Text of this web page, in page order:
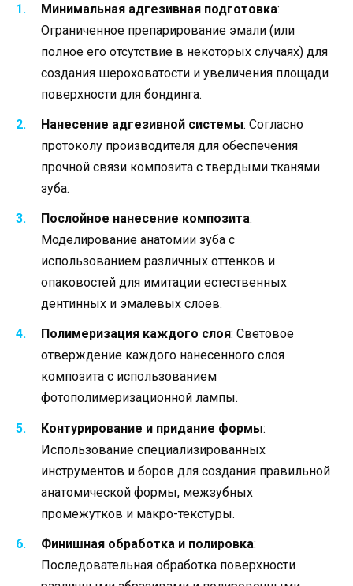
Минимальная адгезивная подготовка:
Ограниченное препарирование эмали (или
полное его отсутствие в некоторых случаях) для
создания шероховатости и увеличения площади
поверхности для бондинга.
Нанесение адгезивной системы: Согласно
протоколу производителя для обеспечения
прочной связи композита с твердыми тканями
зуба.
Послойное нанесение композита:
Моделирование анатомии зуба с
использованием различных оттенков и
опаковостей для имитации естественных
дентинных и эмалевых слоев.
Полимеризация каждого слоя: Световое
отверждение каждого нанесенного слоя
композита с использованием
фотополимеризационной лампы.
Контурирование и придание формы:
Использование специализированных
инструментов и боров для создания правильной
анатомической формы, межзубных
промежутков и макро-текстуры.
Финишная обработка и полировка:
Последовательная обработка поверхности